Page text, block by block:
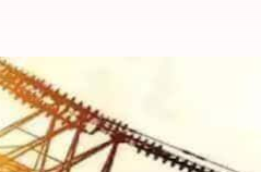
24)